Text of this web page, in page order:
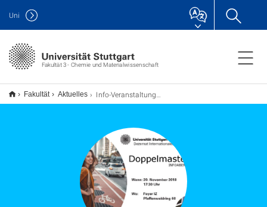
Fakultät 3 - Chemie und Materialwissenschaft
Uni
Fakultät Aktuelles Info-Veranstaltung zum Doppelmaster